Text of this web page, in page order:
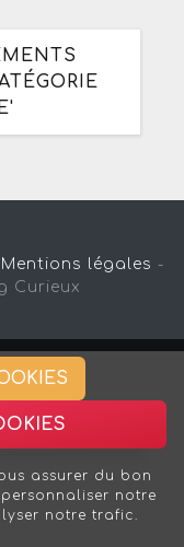
Mentions légales -
Curieux
assurer du bon
notre
notre trafic.